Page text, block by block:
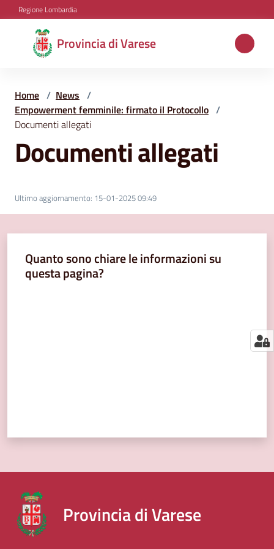
Vai al contenuto
Vai alla navigazione
Vai al footer
Regione Lombardia
Provincia di Varese
Provincia
di
Aree
tematiche
Amministrazione
segnalazioni
Home / News /
Empowerment femminile: firmato il Protocollo /
Documenti allegati
Documenti allegati
Ultimo aggiornamento: 15-01-2025 09:49
Quanto sono chiare le informazioni su
questa pagina?
Provincia di Varese